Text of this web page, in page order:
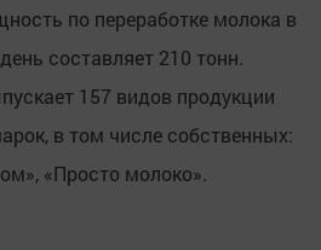
по переработке молока в
составляет 210 тонн.
157 видов продукции
в том числе собственных:
«Просто молоко».